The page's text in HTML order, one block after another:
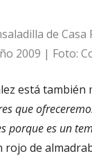
de
2009 | Foto:
está también
que
porque es un
rojo de